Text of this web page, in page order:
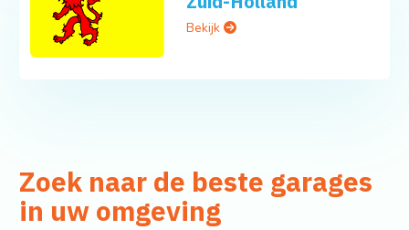
Bekijk
Zoek naar de beste garages
in uw omgeving